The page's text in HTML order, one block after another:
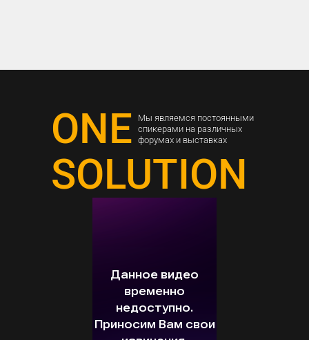
ONE
SOLUTION
Мы являемся постоянными
спикерами на различных
форумах и выставках